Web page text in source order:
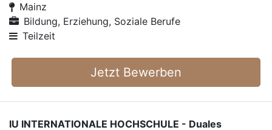
Mainz
Bildung, Erziehung, Soziale Berufe
Teilzeit
Jetzt Bewerben
IU INTERNATIONALE HOCHSCHULE - Duales